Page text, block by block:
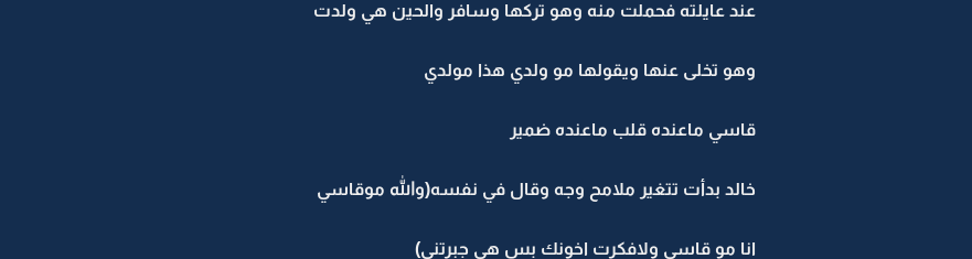
عند عايلته فحملت منه وهو تركها وسافر والحين هي ولدت
وهو تخلى عنها ويقولها مو ولدي هذا مولدي
قاسي ماعنده قلب ماعنده ضمير
خالد بدأت تتغير ملامح وجه وقال في نفسه(والله موقاسي
انا مو قاسي ولافكرت اخونك بس هي جبرتني)